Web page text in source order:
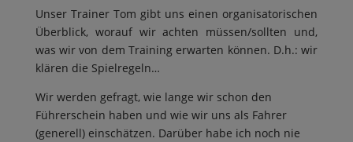
Unser Trainer Tom gibt uns einen organisatorischen
Überblick, worauf wir achten müssen/sollten und,
was wir von dem Training erwarten können. D.h.: wir
klären die Spielregeln…
Wir werden gefragt, wie lange wir schon den
Führerschein haben und wie wir uns als Fahrer
(generell) einschätzen. Darüber habe ich noch nie